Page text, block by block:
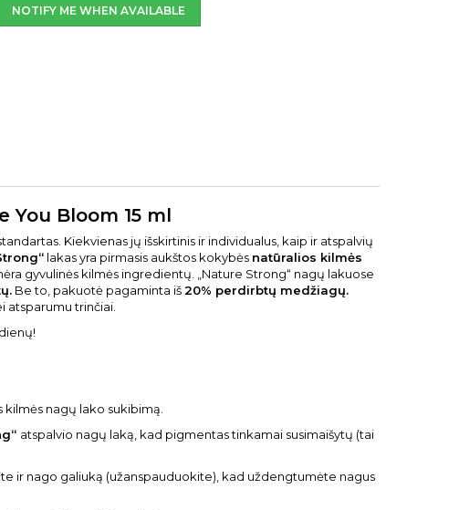
NOTIFY ME WHEN AVAILABLE
You Bloom 15 ml
Kiekvienas jų išskirtinis ir individualus, kaip ir atspalvių
lakas yra pirmasis aukštos kokybės natūralios kilmės
gyvulinės kilmės ingredientų. „Nature Strong“ nagų lakuose
Be to, pakuotė pagaminta iš20% perdirbtų medžiagų.
atsparumu trinčiai.
nagų lako sukibimą.
atspalvio nagų laką, kad pigmentas tinkamai susimaišytų (tai
ir nago galiuką (užanspauduokite), kad uždengtumėte nagus